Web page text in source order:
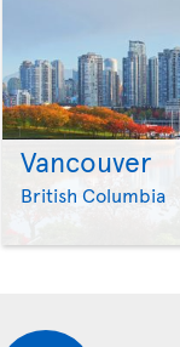
>
Vancouver
British Columbia